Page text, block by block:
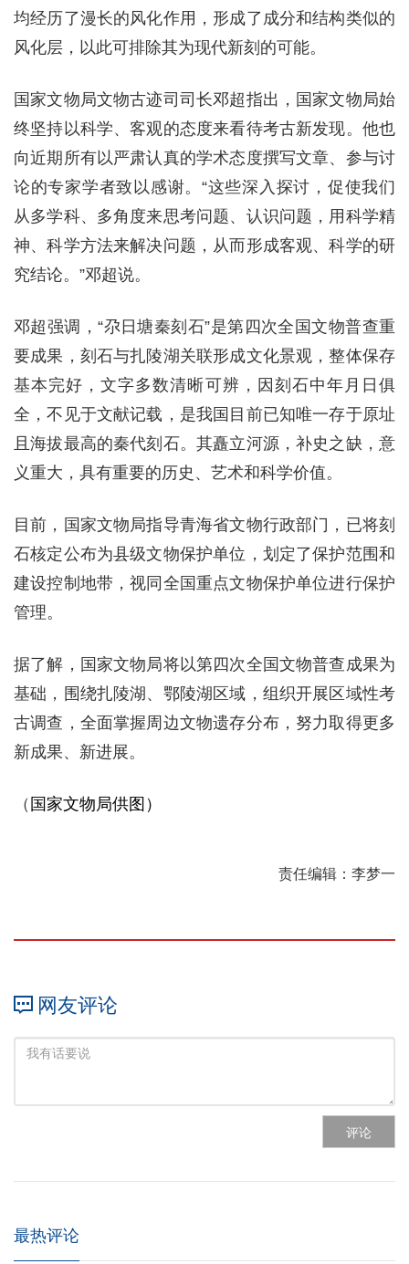
均经历了漫长的风化作用，形成了成分和结构类似的
风化层，以此可排除其为现代新刻的可能。
国家文物局文物古迹司司长邓超指出，国家文物局始
终坚持以科学、客观的态度来看待考古新发现。他也
向近期所有以严肃认真的学术态度撰写文章、参与讨
论的专家学者致以感谢。“这些深入探讨，促使我们
从多学科、多角度来思考问题、认识问题，用科学精
神、科学方法来解决问题，从而形成客观、科学的研
究结论。”邓超说。
邓超强调，“尕日塘秦刻石”是第四次全国文物普查重
要成果，刻石与扎陵湖关联形成文化景观，整体保存
基本完好，文字多数清晰可辨，因刻石中年月日俱
全，不见于文献记载，是我国目前已知唯一存于原址
且海拔最高的秦代刻石。其矗立河源，补史之缺，意
义重大，具有重要的历史、艺术和科学价值。
目前，国家文物局指导青海省文物行政部门，已将刻
石核定公布为县级文物保护单位，划定了保护范围和
建设控制地带，视同全国重点文物保护单位进行保护
管理。
据了解，国家文物局将以第四次全国文物普查成果为
基础，围绕扎陵湖、鄂陵湖区域，组织开展区域性考
古调查，全面掌握周边文物遗存分布，努力取得更多
新成果、新进展。
（ 国家文物局供图）
责任编辑：李梦一
网友评论
评论
最热评论